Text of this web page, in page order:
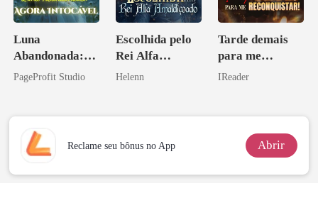
Luna
Abandonada:
Agora Intocável
PageProfit Studio
Escolhida pelo
Rei Alfa
Amaldiçoado
Helenn
Tarde demais
para me
reconquistar!
IReader
Reclame seu bônus no App Abrir